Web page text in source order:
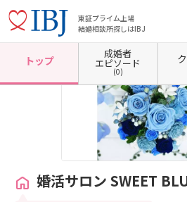
東証プライム上場
結婚相談所探しはIBJ
ホーム 山口県の結婚相談所 山口県光市 婚活
トップ
成婚者
エピソード
(0)
婚活サロン SWEET